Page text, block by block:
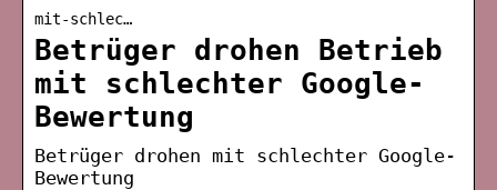
mit-schlec…
Betrüger drohen Betrieb
mit schlechter Google-
Bewertung
Betrüger drohen mit schlechter Google-
Bewertung